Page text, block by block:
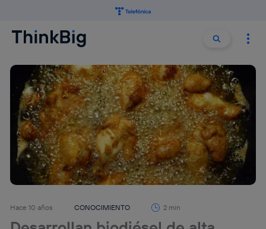
Buscar
Hace 10 años CONOCIMIENTO 2 min